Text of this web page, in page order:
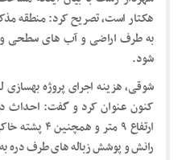
هکتار است، تصریح کرد: منطقه
به طرف اراضی و آب های سطحی
شود.
رانش و پوشش زباله های طرف دره